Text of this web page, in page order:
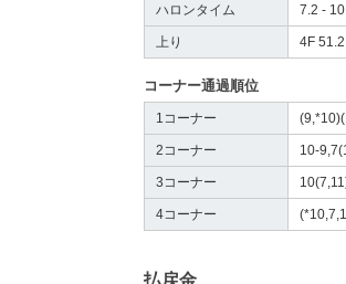
ハロンタイム 7.2 -
上り 4F
コーナー通過順位
1コーナー
2コーナー 10-
3コーナー
4コーナー
払戻金